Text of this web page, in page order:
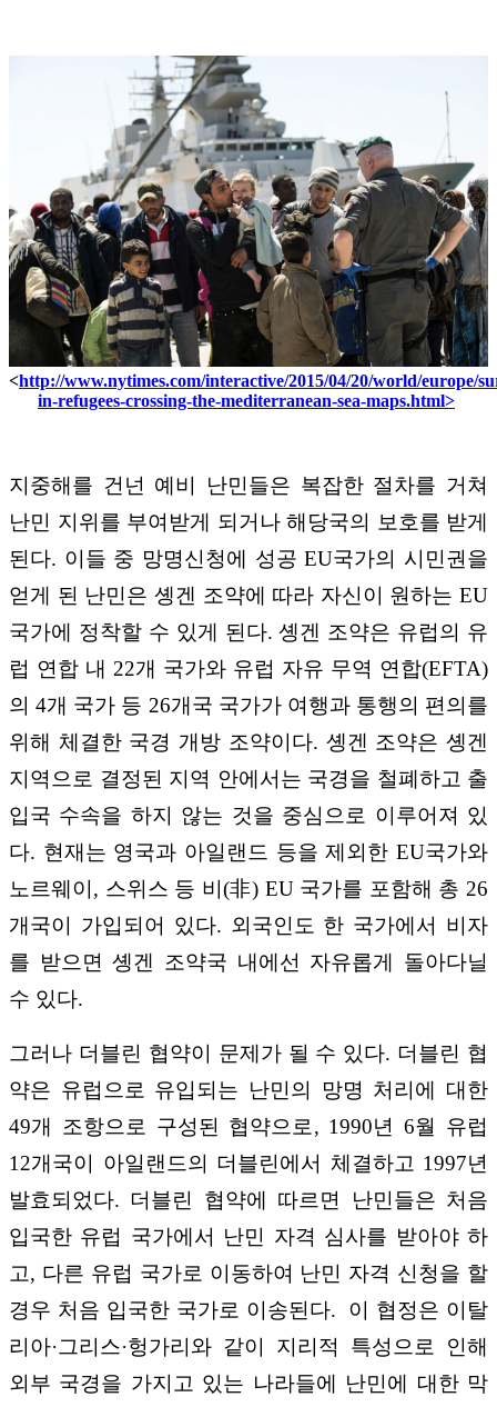
<http://www.nytimes.com/interactive/2015/04/20/world/europe/
in-refugees-crossing-the-mediterranean-sea-maps.html>
지중해를 건넌 예비 난민들은 복잡한 절차를 거쳐
난민 지위를 부여받게 되거나 해당국의 보호를 받게
된다. 이들 중 망명신청에 성공 EU국가의 시민권을
얻게 된 난민은 솅겐 조약에 따라 자신이 원하는 EU
국가에 정착할 수 있게 된다. 솅겐 조약은 유럽의 유
럽 연합 내 22개 국가와 유럽 자유 무역 연합(EFTA)
의 4개 국가 등 26개국 국가가 여행과 통행의 편의를
위해 체결한 국경 개방 조약이다. 솅겐 조약은 솅겐
지역으로 결정된 지역 안에서는 국경을 철폐하고 출
입국 수속을 하지 않는 것을 중심으로 이루어져 있
다. 현재는 영국과 아일랜드 등을 제외한 EU국가와
노르웨이, 스위스 등 비(非) EU 국가를 포함해 총 26
개국이 가입되어 있다. 외국인도 한 국가에서 비자
를 받으면 솅겐 조약국 내에선 자유롭게 돌아다닐
수 있다.
그러나 더블린 협약이 문제가 될 수 있다. 더블린 협
약은 유럽으로 유입되는 난민의 망명 처리에 대한
49개 조항으로 구성된 협약으로, 1990년 6월 유럽
12개국이 아일랜드의 더블린에서 체결하고 1997년
발효되었다. 더블린 협약에 따르면 난민들은 처음
입국한 유럽 국가에서 난민 자격 심사를 받아야 하
고, 다른 유럽 국가로 이동하여 난민 자격 신청을 할
경우 처음 입국한 국가로 이송된다. 이 협정은 이탈
리아·그리스·헝가리와 같이 지리적 특성으로 인해
외부 국경을 가지고 있는 나라들에 난민에 대한 막